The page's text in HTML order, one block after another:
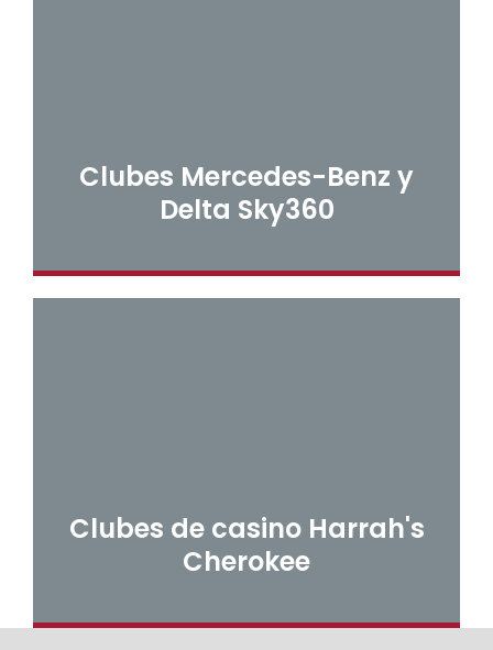
Clubes Mercedes-Benz y
Delta Sky360
Clubes de casino Harrah's
Cherokee